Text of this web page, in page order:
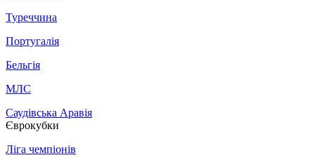
Туреччина
Португалія
Бельгія
МЛС
Саудівська Аравія
Єврокубки
Ліга чемпіонів